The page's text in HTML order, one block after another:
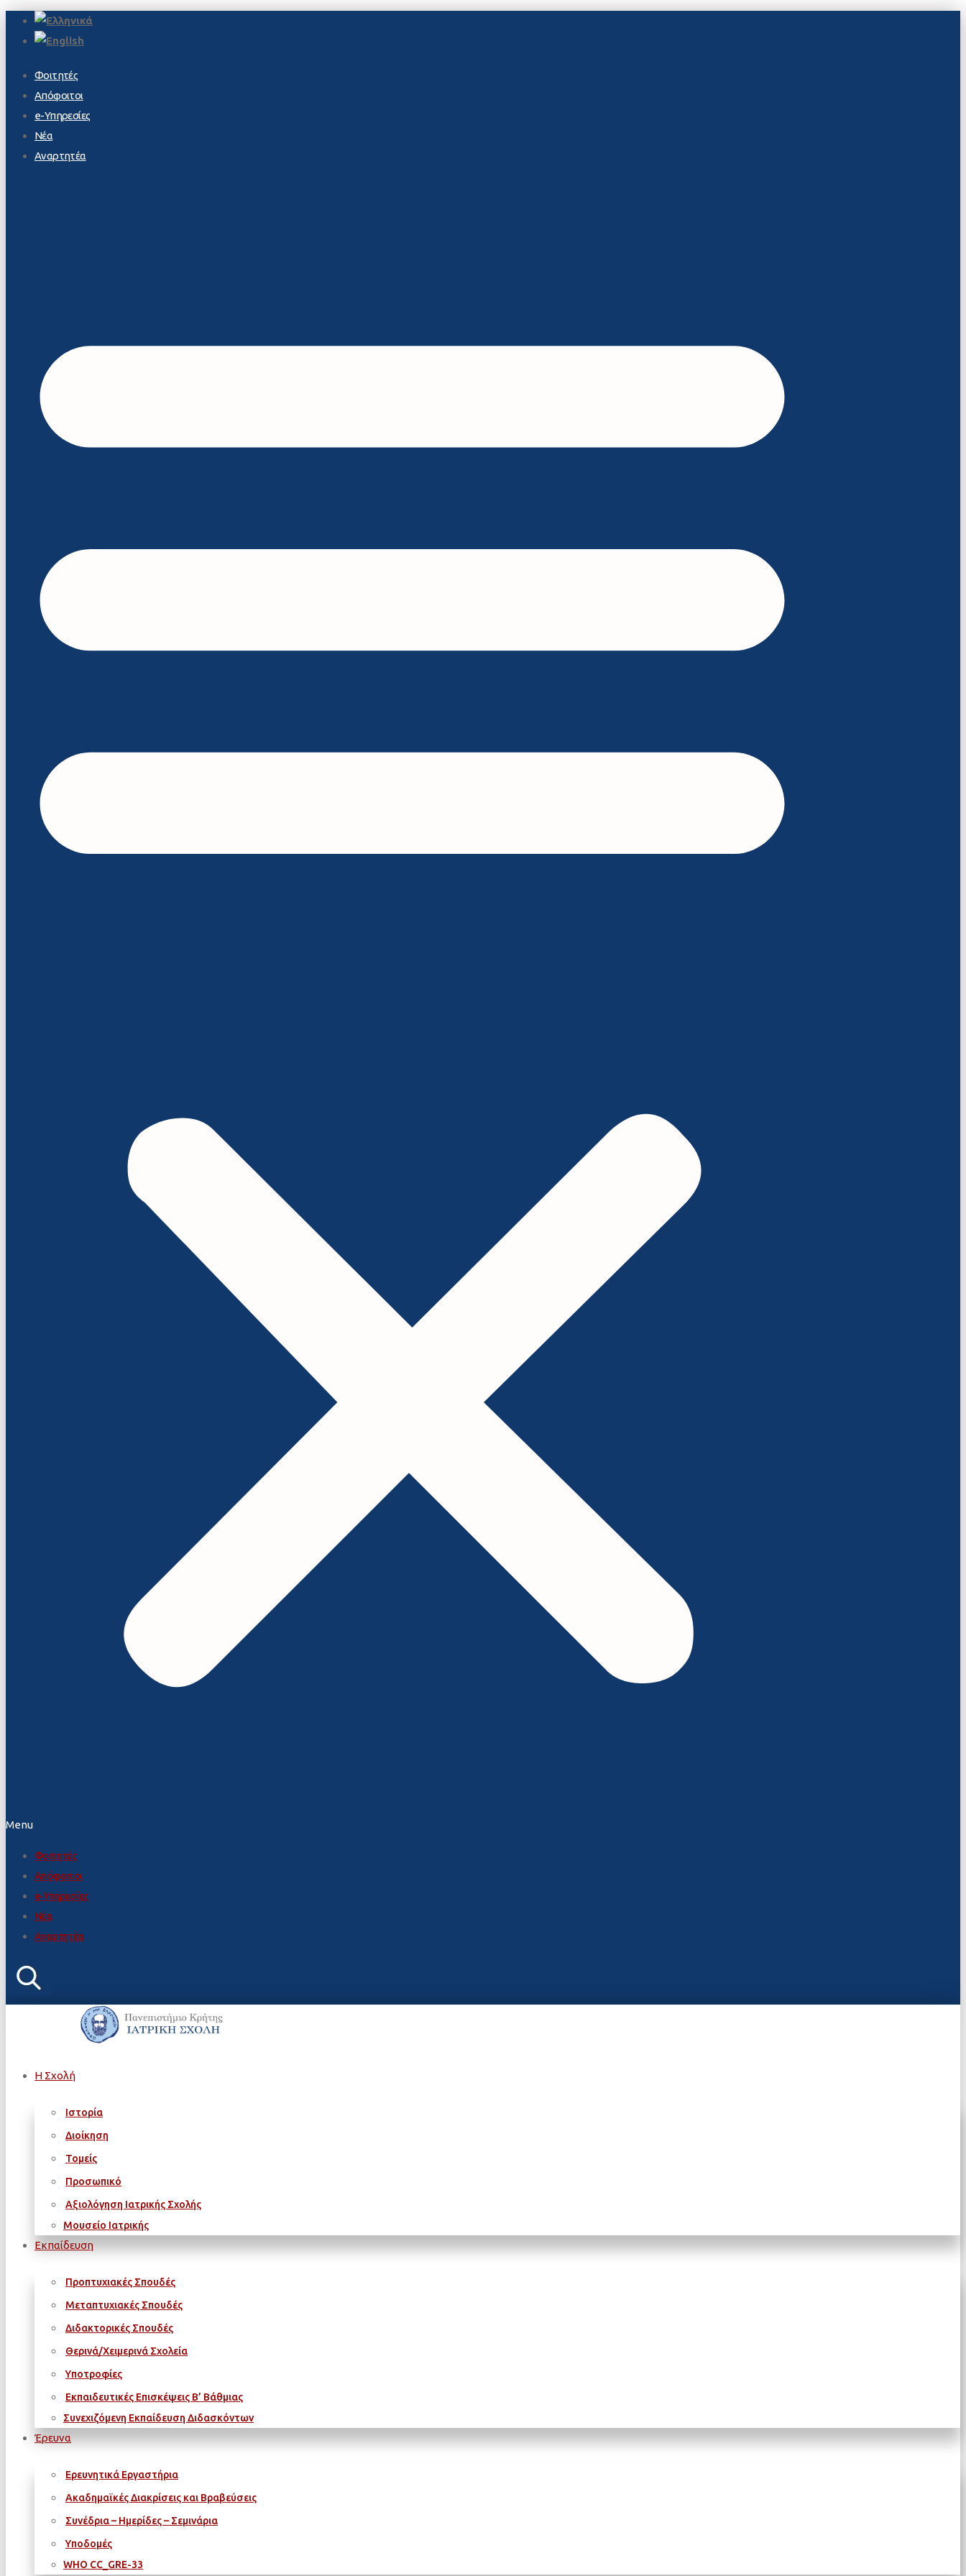
Φοιτητές
Απόφοιτοι
e-Υπηρεσίες
Νέα
Αναρτητέα
Menu
Φοιτητές
Απόφοιτοι
e-Υπηρεσίες
Νέα
Αναρτητέα
Η Σχολή
Ιστορία
Διοίκηση
Τομείς
Προσωπικό
Αξιολόγηση Ιατρικής Σχολής
Μουσείο Ιατρικής
Εκπαίδευση
Προπτυχιακές Σπουδές
Μεταπτυχιακές Σπουδές
Διδακτορικές Σπουδές
Θερινά/Χειμερινά Σχολεία
Υποτροφίες
Εκπαιδευτικές Επισκέψεις Β’ Βάθμιας
Συνεχιζόμενη Εκπαίδευση Διδασκόντων
Έρευνα
Ερευνητικά Εργαστήρια
Ακαδημαϊκές Διακρίσεις και Βραβεύσεις
Συνέδρια – Ημερίδες – Σεμινάρια
Υποδομές
WΗΟ CC_GRE-33